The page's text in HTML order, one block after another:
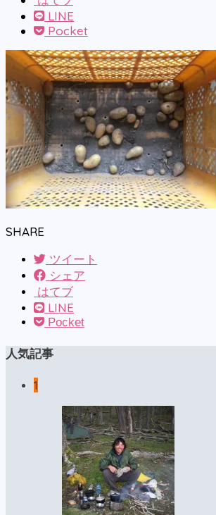
LINE
Pocket
SHARE
ツイート
シェア
はてブ
LINE
Pocket
人気記事
1